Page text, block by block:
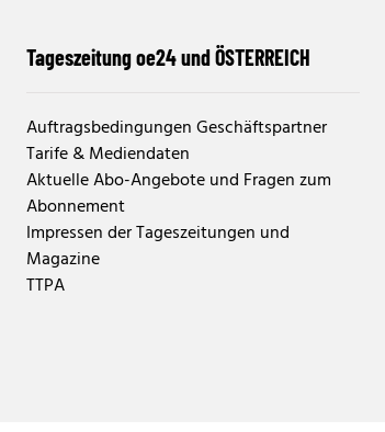
Tageszeitung oe24 und ÖSTERREICH
Auftragsbedingungen Geschäftspartner
Tarife & Mediendaten
Aktuelle Abo-Angebote und Fragen zum
Abonnement
Impressen der Tageszeitungen und
Magazine
TTPA